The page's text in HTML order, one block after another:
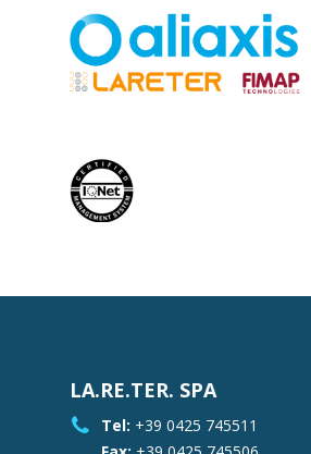
LA.RE.TER. SPA
Tel: +39 0425 745511